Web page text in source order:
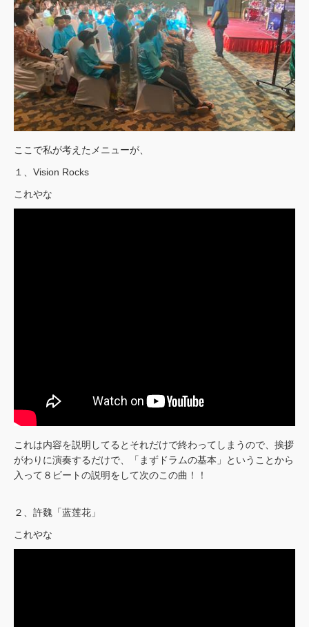
ここで私が考えたメニューが、
１、Vision Rocks
これやな
これは内容を説明してるとそれだけで終わってしまうので、挨拶
がわりに演奏するだけで、「まずドラムの基本」ということから
入って８ビートの説明をして次のこの曲！！
２、許魏「蓝莲花」
これやな